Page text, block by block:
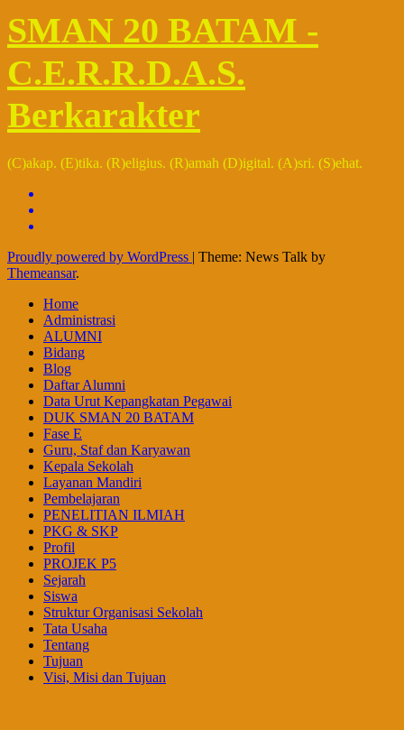
SMAN 20 BATAM -
C.E.R.R.D.A.S.
Berkarakter
(C)akap. (E)tika. (R)eligius. (R)amah (D)igital. (A)sri. (S)ehat.
Proudly powered by WordPress | Theme: News Talk by
Themeansar.
Home
Administrasi
ALUMNI
Bidang
Blog
Daftar Alumni
Data Urut Kepangkatan Pegawai
DUK SMAN 20 BATAM
Fase E
Guru, Staf dan Karyawan
Kepala Sekolah
Layanan Mandiri
Pembelajaran
PENELITIAN ILMIAH
PKG & SKP
Profil
PROJEK P5
Sejarah
Siswa
Struktur Organisasi Sekolah
Tata Usaha
Tentang
Tujuan
Visi, Misi dan Tujuan